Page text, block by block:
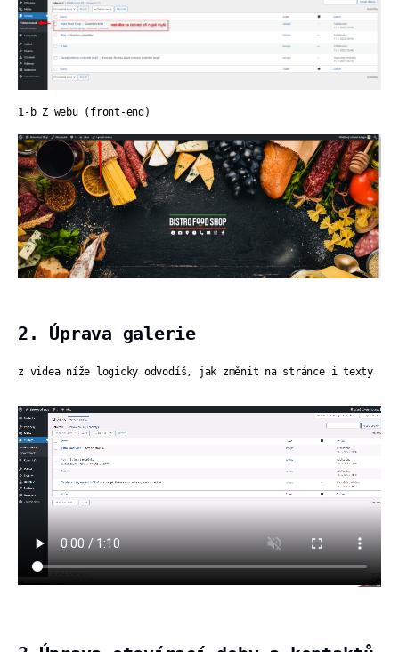
1-b Z webu (front-end)
2. Úprava galerie
z videa níže logicky odvodíš, jak změnit na stránce i texty